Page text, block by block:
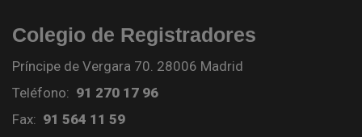
Colegio de Registradores
Príncipe de Vergara 70. 28006 Madrid
Teléfono: 91 270 17 96
Fax: 91 564 11 59